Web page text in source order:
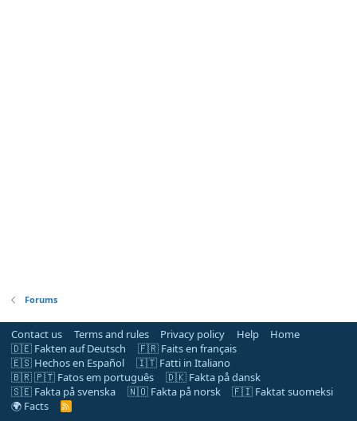
Forums
Contact us Terms and rules Privacy policy Help
Home
🇩🇪 Fakten auf Deutsch
🇫🇷 Faits en français
🇪🇸 Hechos en Español
🇮🇹 Fatti in Italiano
🇧🇷 🇵🇹 Fatos em português
🇩🇰 Fakta på dansk
🇸🇪 Fakta på svenska
🇳🇴 Fakta på norsk
🇫🇮 Faktat suomeksi
🌍 Facts
R